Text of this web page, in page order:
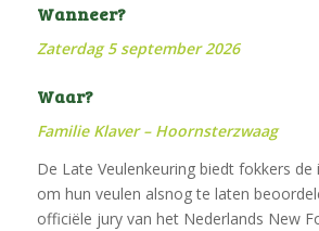
Wanneer?
Zaterdag 5 september 2026
Waar?
Familie Klaver – Hoornsterzwaag
De Late Veulenkeuring biedt fokkers de
om hun veulen alsnog te laten
officiële jury van het Nederlands New